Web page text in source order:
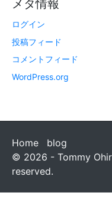
メタ情報
ログイン
投稿フィード
コメントフィード
WordPress.org
Home
blog
© 2026 - Tommy
reserved.